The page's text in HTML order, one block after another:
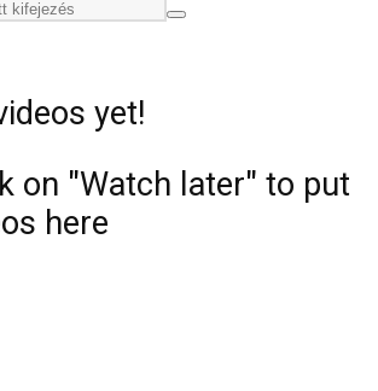
yet!
on "Watch later" to put
here